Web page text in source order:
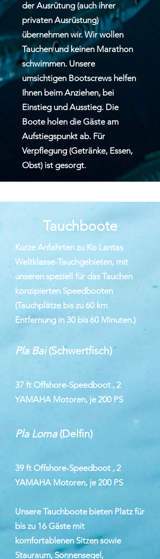
der Ausrütung (auch ihrer
privaten Ausrüstung)
übernehmen wir. Wir wollen
Tauchen und keinen Marathon
schwimmen. Unsere
umsichtigen Bootscrews helfen
Ihnen beim Anziehen, bei
Einstieg und Ausstieg. Die
Boote holen die Gäste am
Aufstiegspunkt ab. Für
Verpflegung (Getränke, Essen,
Obst) ist gesorgt.
Tauchboote
Kurze Anfahrten zu Ko Lantas
Weltklasse-Tauchgebieten, mit
unseren speziell für das Tauchen
konzipierten Speedbooten
(Tauchplätze bis zu 60 km
Entfernung in 30 bis 60 Minuten.)
Pla Bai(Schwertfisch)
37 ft Offshore-Speedboot , 2
YAMAHA Motoren, je 200 PS
Pla Loma(Delfin)
39 ft Offshore-Speedboot , 2
YAMAHA Motoren, je 200 PS
Unsere Tauchboote bieten Platz für
bis zu 16 Gäste mit
komfortablenen Sitzen sowie
Stauraum, Sonnensegel,